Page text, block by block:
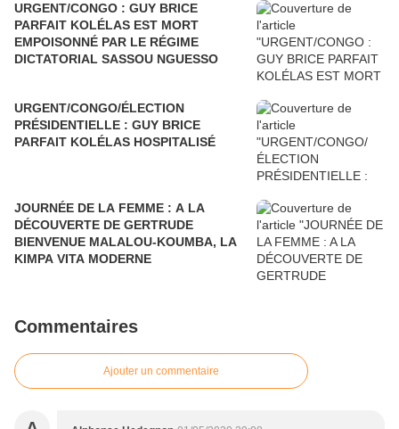
URGENT/CONGO : GUY BRICE
PARFAIT KOLÉLAS EST MORT
EMPOISONNÉ PAR LE RÉGIME
DICTATORIAL SASSOU NGUESSO
URGENT/CONGO/ÉLECTION
PRÉSIDENTIELLE : GUY BRICE
PARFAIT KOLÉLAS HOSPITALISÉ
JOURNÉE DE LA FEMME : A LA
DÉCOUVERTE DE GERTRUDE
BIENVENUE MALALOU-KOUMBA, LA
KIMPA VITA MODERNE
Commentaires
Ajouter un commentaire